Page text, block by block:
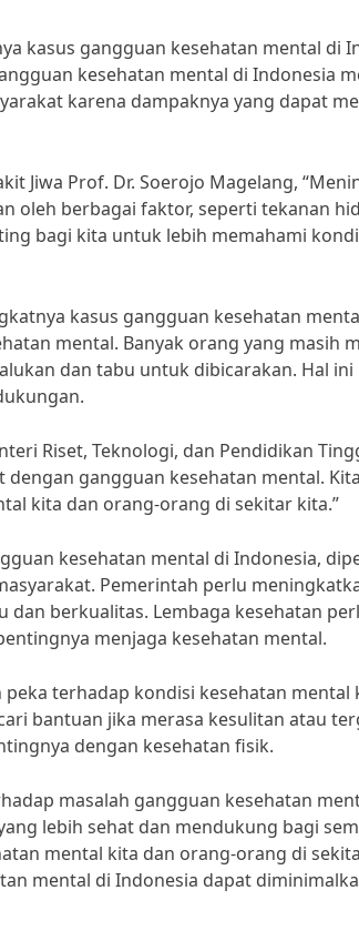
kasus gangguan kesehatan mental di
kesehatan mental di Indonesia
karena dampaknya yang dapat
Jiwa Prof. Dr. Soerojo Magelang,
oleh berbagai faktor, seperti tekanan
bagi kita untuk lebih memahami
kasus gangguan kesehatan
mental. Banyak orang yang masih
dan tabu untuk dibicarakan. Hal
Riset, Teknologi, dan Pendidikan
gangguan kesehatan mental.
kita dan orang-orang di sekitar kita.”
kesehatan mental di Indonesia,
Pemerintah perlu
berkualitas. Lembaga kesehatan
menjaga kesehatan mental.
terhadap kondisi kesehatan mental
bantuan jika merasa kesulitan atau
dengan kesehatan fisik.
masalah gangguan kesehatan
lebih sehat dan mendukung bagi
mental kita dan orang-orang di
mental di Indonesia dapat